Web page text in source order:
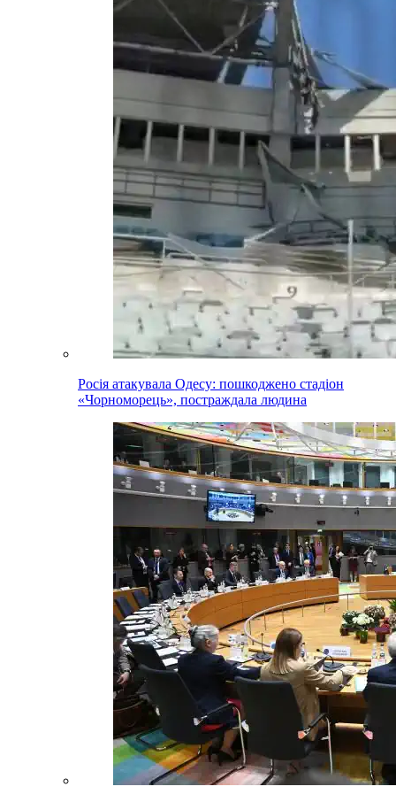
Росія атакувала Одесу: пошкоджено стадіон
«Чорноморець», постраждала людина